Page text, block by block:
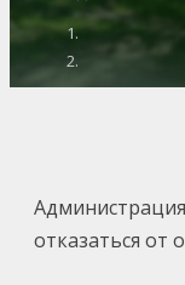
отказаться от